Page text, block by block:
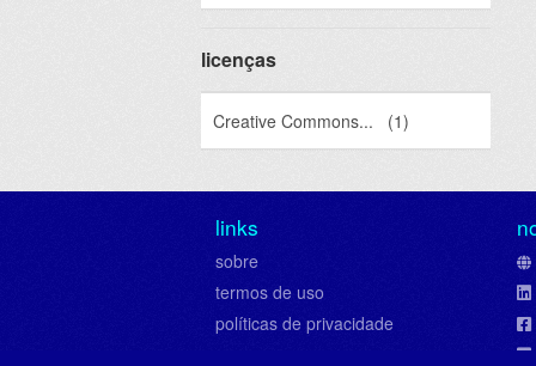
licenças
Creative Commons... (1)
links
sobre
termos de uso
políticas de privacidade